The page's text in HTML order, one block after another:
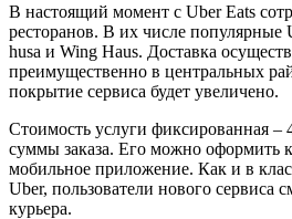
В настоящий момент с Uber Eats
ресторанов. В их числе популярные
husa и Wing Haus. Доставка
преимущественно в центральных
покрытие сервиса будет увеличено.
Стоимость услуги фиксированная –
суммы заказа. Его можно оформить
мобильное приложение. Как и в
Uber, пользователи нового сервиса
курьера.